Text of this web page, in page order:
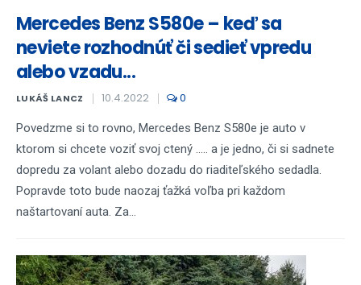
Mercedes Benz S580e – keď sa
neviete rozhodnúť či sedieť vpredu
alebo vzadu...
LUKÁŠ LANCZ 10.4.2022 0
Povedzme si to rovno, Mercedes Benz S580e je auto v
ktorom si chcete voziť svoj ctený ..... a je jedno, či si sadnete
dopredu za volant alebo dozadu do riaditeľského sedadla.
Popravde toto bude naozaj ťažká voľba pri každom
naštartovaní auta. Za...